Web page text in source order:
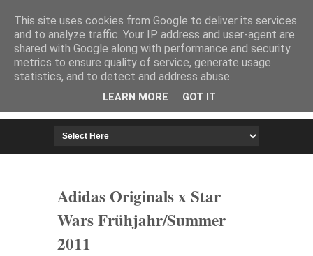
HOME IMPRESSUM
Adidas Originals x Star
Wars Frühjahr/Summer
2011
This site uses cookies from Google to deliver its services
and to analyze traffic. Your IP address and user-agent are
shared with Google along with performance and security
metrics to ensure quality of service, generate usage
statistics, and to detect and address abuse.
LEARN MORE GOT IT